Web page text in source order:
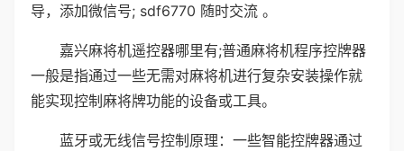
导，添加微信号; sdf6770 随时交流 。
嘉兴麻将机遥控器哪里有;普通麻将机程序控牌器
一般是指通过一些无需对麻将机进行复杂安装操作就
能实现控制麻将牌功能的设备或工具。
蓝牙或无线信号控制原理：一些智能控牌器通过